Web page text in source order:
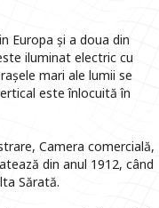
Europa și a doua din
iluminat electric cu
mari ale lumii se
este înlocuită în
Camera comercială,
din anul 1912, când
Sărată.